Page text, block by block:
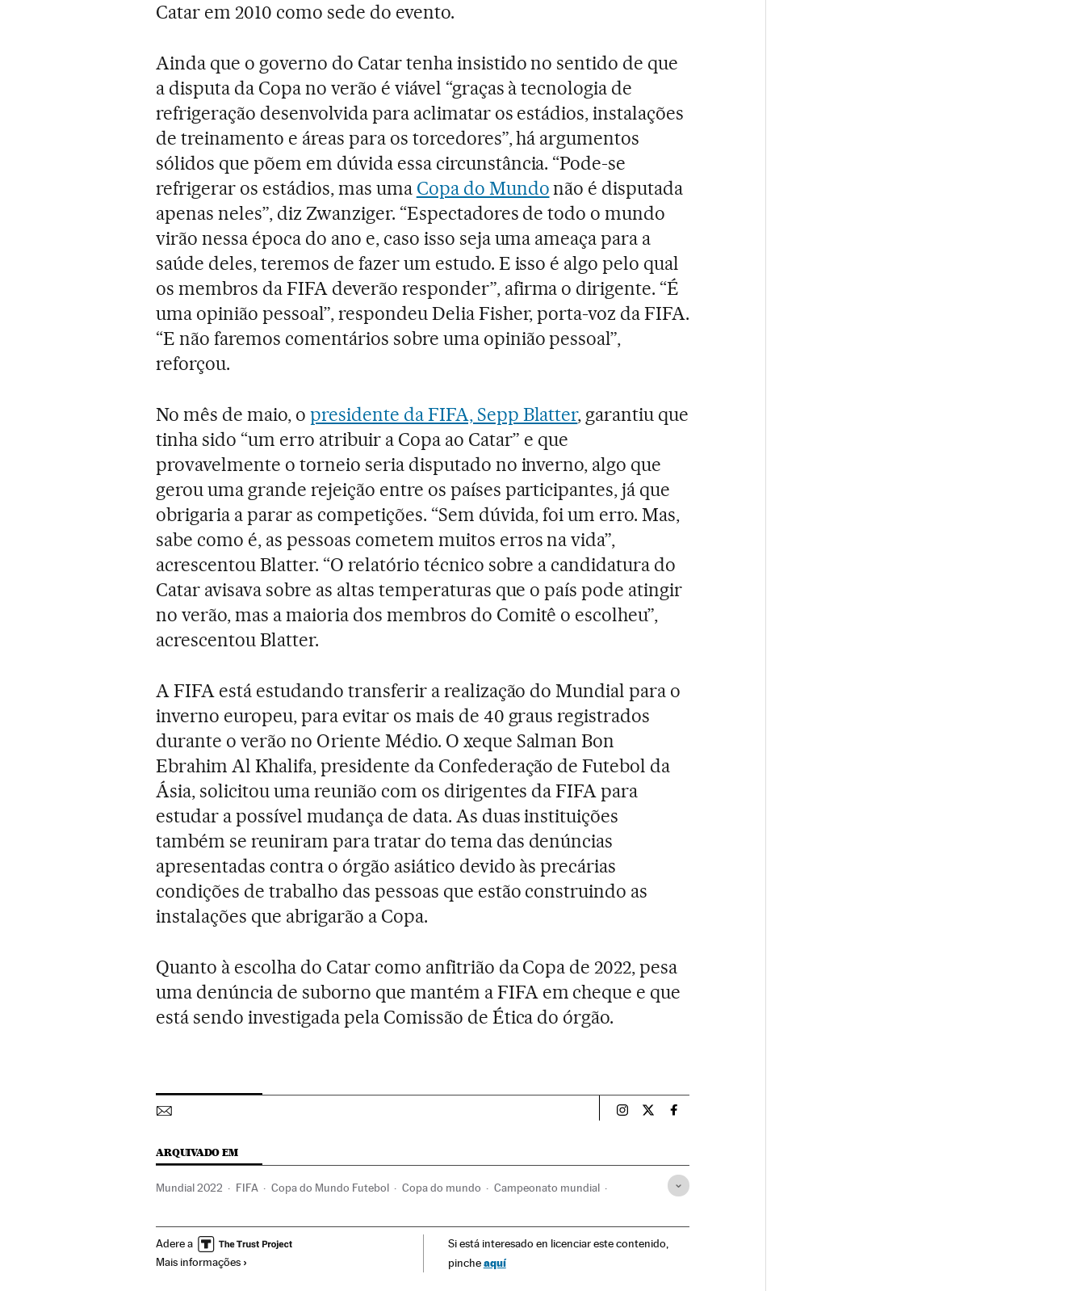
Catar em 2010 como sede do evento.
Ainda que o governo do Catar tenha insistido no sentido de que
a disputa da Copa no verão é viável “graças à tecnologia de
refrigeração desenvolvida para aclimatar os estádios, instalações
de treinamento e áreas para os torcedores”, há argumentos
sólidos que põem em dúvida essa circunstância. “Pode-se
refrigerar os estádios, mas uma Copa do Mundonão é disputada
apenas neles”, diz Zwanziger. “Espectadores de todo o mundo
virão nessa época do ano e, caso isso seja uma ameaça para a
saúde deles, teremos de fazer um estudo. E isso é algo pelo qual
os membros da FIFA deverão responder”, afirma o dirigente. “É
uma opinião pessoal”, respondeu Delia Fisher, porta-voz da FIFA.
“E não faremos comentários sobre uma opinião pessoal”,
reforçou.
No mês de maio, o presidente da FIFA, Sepp Blatter, garantiu que
tinha sido “um erro atribuir a Copa ao Catar” e que
provavelmente o torneio seria disputado no inverno, algo que
gerou uma grande rejeição entre os países participantes, já que
obrigaria a parar as competições. “Sem dúvida, foi um erro. Mas,
sabe como é, as pessoas cometem muitos erros na vida”,
acrescentou Blatter. “O relatório técnico sobre a candidatura do
Catar avisava sobre as altas temperaturas que o país pode atingir
no verão, mas a maioria dos membros do Comitê o escolheu”,
acrescentou Blatter.
A FIFA está estudando transferir a realização do Mundial para o
inverno europeu, para evitar os mais de 40 graus registrados
durante o verão no Oriente Médio. O xeque Salman Bon
Ebrahim Al Khalifa, presidente da Confederação de Futebol da
Ásia, solicitou uma reunião com os dirigentes da FIFA para
estudar a possível mudança de data. As duas instituições
também se reuniram para tratar do tema das denúncias
apresentadas contra o órgão asiático devido às precárias
condições de trabalho das pessoas que estão construindo as
instalações que abrigarão a Copa.
Quanto à escolha do Catar como anfitrião da Copa de 2022, pesa
uma denúncia de suborno que mantém a FIFA em cheque e que
está sendo investigada pela Comissão de Ética do órgão.
Esportes El País Brasil en Instagram
Esportes El País Brasil en Twitter
Esportes El País Brasil en Facebook
ARQUIVADO EM
Mundial 2022 FIFA Copa do Mundo Futebol Copa do mundo Campeonato mundial
Adere a
Mais informações
Si está interesado en licenciar este contenido,
pincheaquí